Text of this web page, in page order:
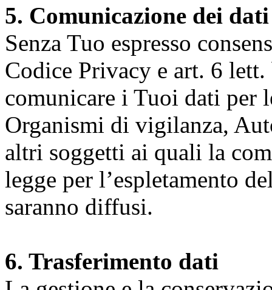
5. Comunicazione dei dati
Senza Tuo espresso
Codice Privacy e art. 6
comunicare i Tuoi dati per
Organismi di vigilanza,
altri soggetti ai quali la
legge per l’espletamento
saranno diffusi.
6. Trasferimento dati